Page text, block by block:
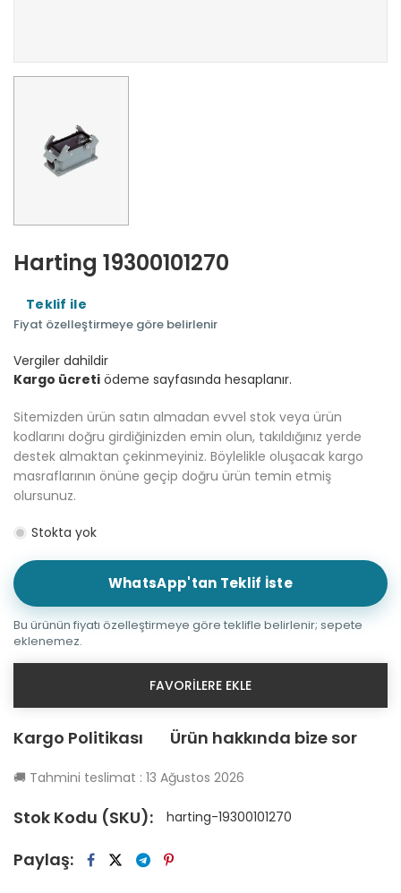
Harting 19300101270
Teklif ile
Fiyat özelleştirmeye göre belirlenir
Vergiler dahildir
Kargo ücreti ödeme sayfasında hesaplanır.
Sitemizden ürün satın almadan evvel stok veya ürün
kodlarını doğru girdiğinizden emin olun, takıldığınız yerde
destek almaktan çekinmeyiniz. Böylelikle oluşacak kargo
masraflarının önüne geçip doğru ürün temin etmiş
olursunuz.
Stokta yok
WhatsApp'tan Teklif İste
Bu ürünün fiyatı özelleştirmeye göre teklifle belirlenir; sepete
eklenemez.
FAVORILERE EKLE
Kargo Politikası Ürün hakkında bize sor
🚚 Tahmini teslimat : 13 Ağustos 2026
Stok Kodu (SKU): harting-19300101270
Paylaş: